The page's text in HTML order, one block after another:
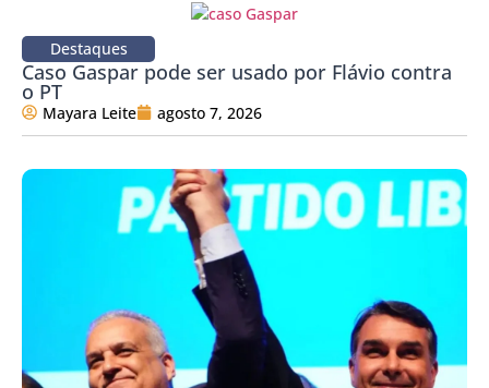
Destaques
Caso Gaspar pode ser usado por Flávio contra
o PT
Mayara Leite agosto 7, 2026